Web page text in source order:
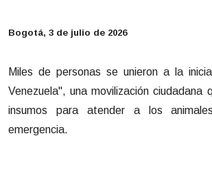
Bogotá, 3 de julio de 2026
Miles de personas se unieron a la
Venezuela", una movilización ciudadana
insumos para atender a los
emergencia.